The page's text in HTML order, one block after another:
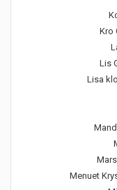
Kro
Lis
Lisa
Menuet